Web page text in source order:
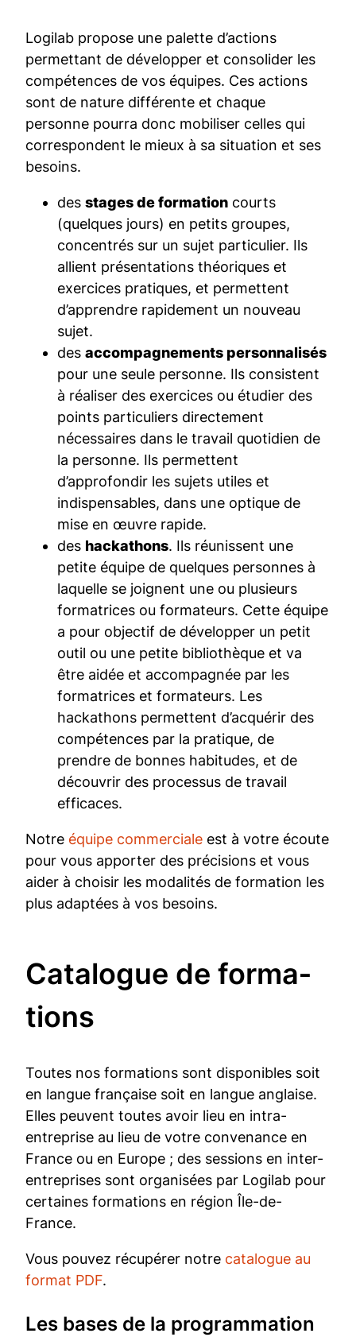
Logilab propose une palette d’actions
permettant de développer et consolider les
compétences de vos équipes. Ces actions
sont de nature différente et chaque
personne pourra donc mobiliser celles qui
correspondent le mieux à sa situation et ses
besoins.
des stages de formation courts
(quelques jours) en petits groupes,
concentrés sur un sujet particulier. Ils
allient présentations théoriques et
exercices pratiques, et permettent
d’apprendre rapidement un nouveau
sujet.
des accompagnements personnalisés
pour une seule personne. Ils consistent
à réaliser des exercices ou étudier des
points particuliers directement
nécessaires dans le travail quotidien de
la personne. Ils permettent
d’approfondir les sujets utiles et
indispensables, dans une optique de
mise en œuvre rapide.
des hackathons. Ils réunissent une
petite équipe de quelques personnes à
laquelle se joignent une ou plusieurs
formatrices ou formateurs. Cette équipe
a pour objectif de développer un petit
outil ou une petite bibliothèque et va
être aidée et accompagnée par les
formatrices et formateurs. Les
hackathons permettent d’acquérir des
compétences par la pratique, de
prendre de bonnes habitudes, et de
découvrir des processus de travail
efficaces.
Notre équipe commerciale est à votre écoute
pour vous apporter des précisions et vous
aider à choisir les modalités de formation les
plus adaptées à vos besoins.
Ca­ta­lo­gue de for­ma­
tions
Toutes nos formations sont disponibles soit
en langue française soit en langue anglaise.
Elles peuvent toutes avoir lieu en intra-
entreprise au lieu de votre convenance en
France ou en Europe ; des sessions en inter-
entreprises sont organisées par Logilab pour
certaines formations en région Île-de-
France.
Vous pouvez récupérer notre catalogue au
format PDF.
Les bases de la programmation